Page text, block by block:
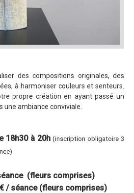
des compositions originales, des
à harmoniser couleurs et senteurs.
propre création en ayant passé un
ambiance conviviale.
18h30 à 20h(inscription obligatoire 3
(fleurs comprises)
/ séance(fleurs comprises)